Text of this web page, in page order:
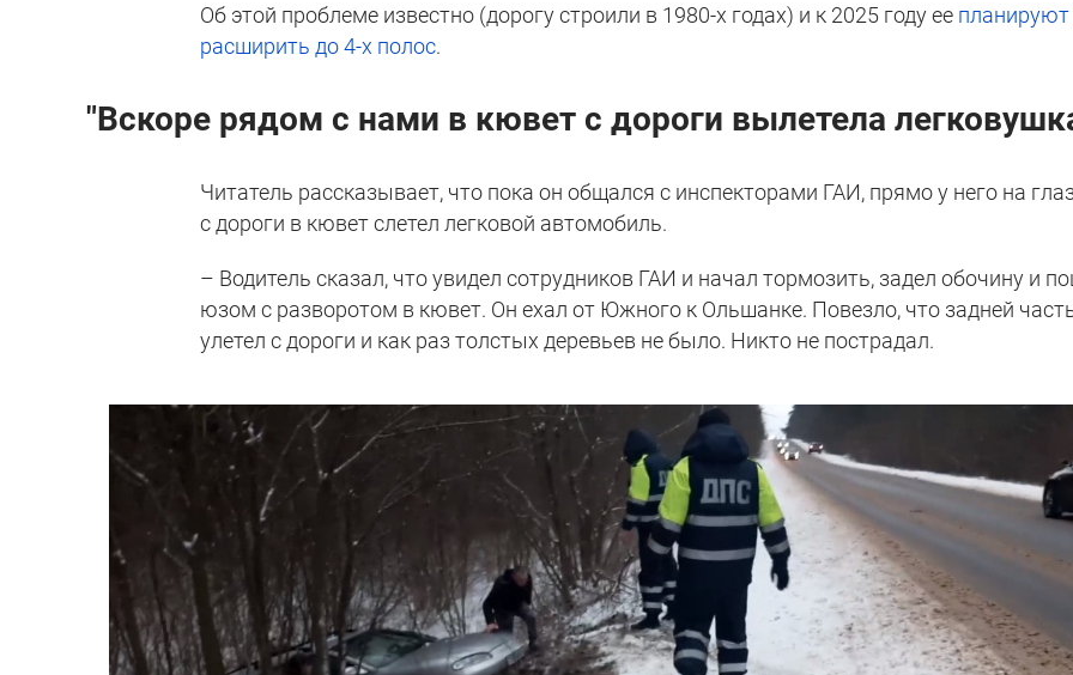
Об этой проблеме известно (дорогу строили в 1980-х годах) и к 2025 году ее планируют
расширить до 4-х полос.
"Вскоре рядом с нами в кювет с дороги вылетела
Читатель рассказывает, что пока он общался с инспекторами ГАИ, прямо у него на
с дороги в кювет слетел легковой автомобиль.
– Водитель сказал, что увидел сотрудников ГАИ и начал тормозить, задел обочину и
юзом с разворотом в кювет. Он ехал от Южного к Ольшанке. Повезло, что задней
улетел с дороги и как раз толстых деревьев не было. Никто не пострадал.